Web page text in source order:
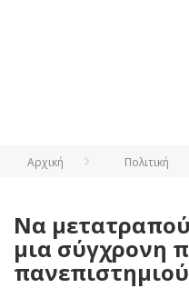
Αρχική Πολιτική
Να
μια σύγχρονη